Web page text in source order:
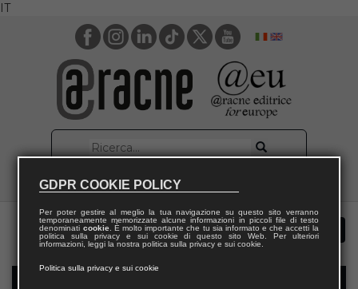
IT
GDPR COOKIE POLICY
Per poter gestire al meglio la tua navigazione su questo sito verranno
temporaneamente memorizzate alcune informazioni in piccoli file di testo
denominati cookie. È molto importante che tu sia informato e che accetti la
politica sulla privacy e sui cookie di questo sito Web. Per ulteriori
informazioni, leggi la nostra politica sulla privacy e sui cookie.
Politica sulla privacy e sui cookie